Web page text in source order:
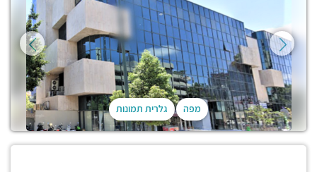
מפה גלרית תמונות